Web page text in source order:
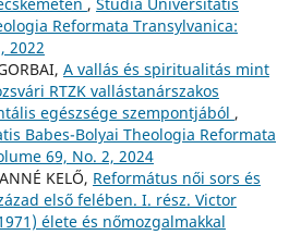
Reformata Transylvanica:
2022
A vallás és spiritualitás mint
RTZK vallástanárszakos
egészsége szempontjából ,
Babes-Bolyai Theologia Reformata
69, No. 2, 2024
KELŐ, Református női sors és
első felében. I. rész. Victor
élete és nőmozgalmakkal